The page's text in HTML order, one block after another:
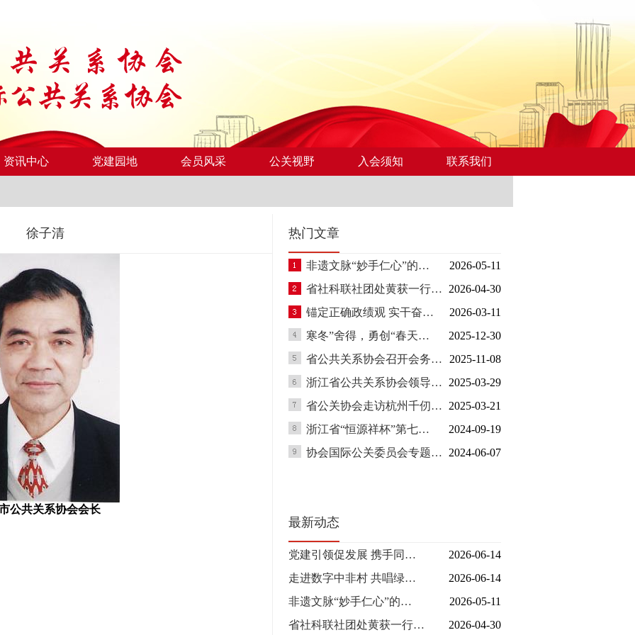
资讯中心 党建园地 会员风采 公关视野 入会须知 联系我们
徐子清
公共关系协会会长
热门文章
非遗文脉“妙手仁心”的…
2026-05-11
省社科联社团处黄获一行…
2026-04-30
锚定正确政绩观 实干奋…
2026-03-11
寒冬”舍得，勇创“春天…
2025-12-30
省公共关系协会召开会务…
2025-11-08
浙江省公共关系协会领导…
2025-03-29
省公关协会走访杭州千仞…
2025-03-21
浙江省“恒源祥杯”第七…
2024-09-19
协会国际公关委员会专题…
2024-06-07
最新动态
党建引领促发展 携手同…
2026-06-14
走进数字中非村 共唱绿…
2026-06-14
非遗文脉“妙手仁心”的…
2026-05-11
省社科联社团处黄获一行…
2026-04-30